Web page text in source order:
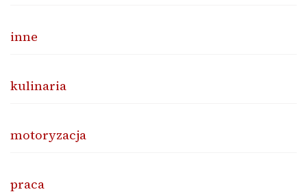
inne
kulinaria
motoryzacja
praca